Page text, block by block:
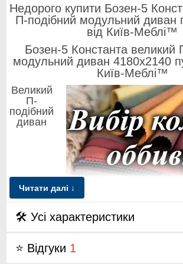
Недорого купити Бозен-5
П-подібний модульний диван
від Київ-Меблі™
Бозен-5 Константа великий
модульний диван 4180х2140
Київ-Меблі™
Великий
П-
подібний
диван
4180х2140 для просторої
статусний вигляд.
Модель Бозен-5
Читати далі ↓
🛠 Усі характеристики
⭐ Відгуки 1